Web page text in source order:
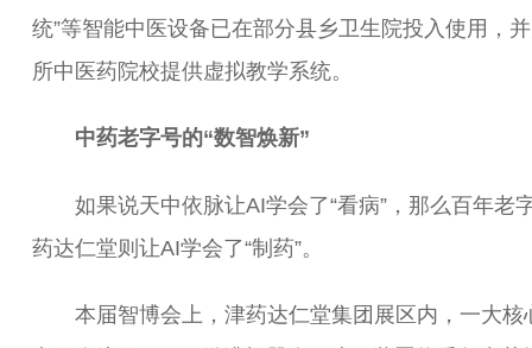
统”等智能中医设备已在部分县乡卫生院投入使用，
所中医药院校提供虚拟教学系统。
中药老字号的“数智焕新”
如果说天中依脉让AI学会了“看病”，那么百年老
药达仁堂则让AI学会了“制药”。
本届智博会上，津药达仁堂集团展区内，一大核